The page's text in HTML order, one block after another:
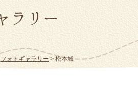
フォトギャラリー> 松本城